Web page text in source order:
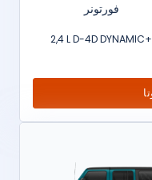
فورتونر
2,4 L D-4D DYNAMIC+